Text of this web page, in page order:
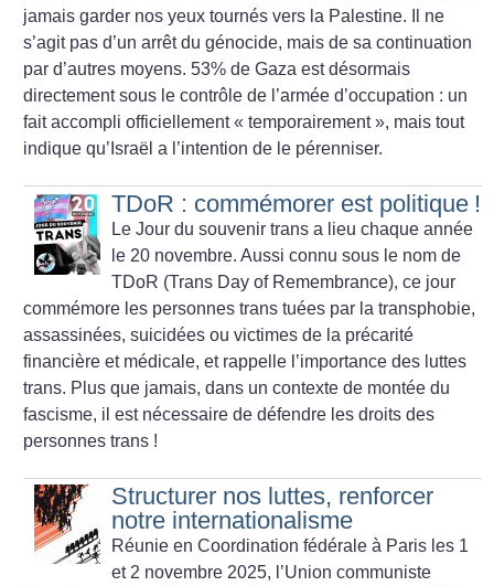
jamais garder nos yeux tournés vers la Palestine. Il ne
s’agit pas d’un arrêt du génocide, mais de sa continuation
par d’autres moyens. 53% de Gaza est désormais
directement sous le contrôle de l’armée d’occupation : un
fait accompli officiellement « temporairement », mais tout
indique qu’Israël a l’intention de le pérenniser.
TDoR : commémorer est politique !
Le Jour du souvenir trans a lieu chaque année
le 20 novembre. Aussi connu sous le nom de
TDoR (Trans Day of Remembrance), ce jour
commémore les personnes trans tuées par la transphobie,
assassinées, suicidées ou victimes de la précarité
financière et médicale, et rappelle l’importance des luttes
trans. Plus que jamais, dans un contexte de montée du
fascisme, il est nécessaire de défendre les droits des
personnes trans !
Structurer nos luttes, renforcer
notre internationalisme
Réunie en Coordination fédérale à Paris les 1
et 2 novembre 2025, l’Union communiste